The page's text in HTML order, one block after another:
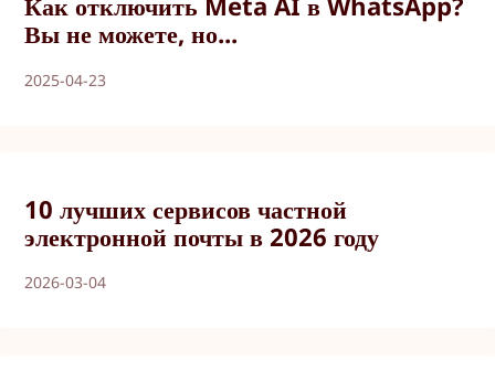
Вы не можете, но...
2025-04-23
10 лучших сервисов частной
электронной почты в 2026 году
2026-03-04